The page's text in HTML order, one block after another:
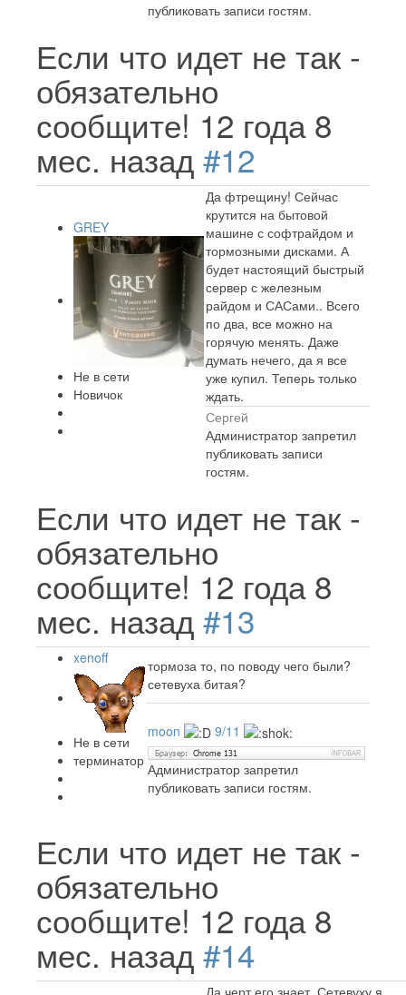
публиковать записи гостям.
Если что идет не так -
обязательно
сообщите! 12 года 8
мес. назад #12
GREY
Не в сети
Новичок
Да фтрещину! Сейчас
крутится на бытовой
машине с софтрайдом и
тормозными дисками. А
будет настоящий быстрый
сервер с железным
райдом и САСами.. Всего
по два, все можно на
горячую менять. Даже
думать нечего, да я все
уже купил. Теперь только
ждать.
Сергей
Администратор запретил
публиковать записи
гостям.
Если что идет не так -
обязательно
сообщите! 12 года 8
мес. назад #13
xenoff
Не в сети
терминатор
тормоза то, по поводу чего были?
сетевуха битая?
moon 9/11
Администратор запретил
публиковать записи гостям.
Если что идет не так -
обязательно
сообщите! 12 года 8
мес. назад #14
Да черт его знает. Сетевуху я